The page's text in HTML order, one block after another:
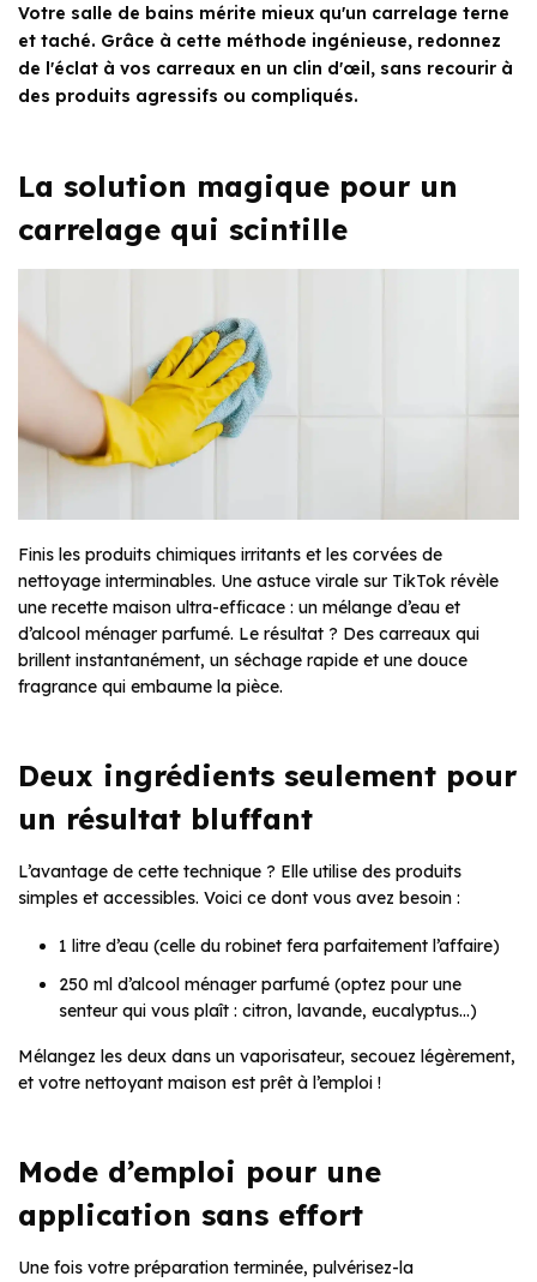
Votre salle de bains mérite mieux qu'un carrelage terne
et taché. Grâce à cette méthode ingénieuse, redonnez
de l'éclat à vos carreaux en un clin d'œil, sans recourir à
des produits agressifs ou compliqués.
La solution magique pour un
carrelage qui scintille
Finis les produits chimiques irritants et les corvées de
nettoyage interminables. Une astuce virale sur TikTok révèle
une recette maison ultra-efficace : un mélange d’eau et
d’alcool ménager parfumé. Le résultat ? Des carreaux qui
brillent instantanément, un séchage rapide et une douce
fragrance qui embaume la pièce.
Deux ingrédients seulement pour
un résultat bluffant
L’avantage de cette technique ? Elle utilise des produits
simples et accessibles. Voici ce dont vous avez besoin :
1 litre d’eau (celle du robinet fera parfaitement l’affaire)
250 ml d’alcool ménager parfumé (optez pour une
senteur qui vous plaît : citron, lavande, eucalyptus…)
Mélangez les deux dans un vaporisateur, secouez légèrement,
et votre nettoyant maison est prêt à l’emploi !
Mode d’emploi pour une
application sans effort
Une fois votre préparation terminée, pulvérisez-la